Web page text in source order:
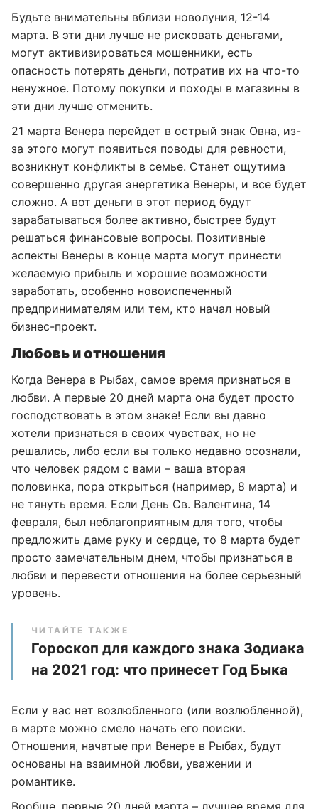
Будьте внимательны вблизи новолуния, 12-14
марта. В эти дни лучше не рисковать деньгами,
могут активизироваться мошенники, есть
опасность потерять деньги, потратив их на что-то
ненужное. Потому покупки и походы в магазины в
эти дни лучше отменить.
21 марта Венера перейдет в острый знак Овна, из-
за этого могут появиться поводы для ревности,
возникнут конфликты в семье. Станет ощутима
совершенно другая энергетика Венеры, и все будет
сложно. А вот деньги в этот период будут
зарабатываться более активно, быстрее будут
решаться финансовые вопросы. Позитивные
аспекты Венеры в конце марта могут принести
желаемую прибыль и хорошие возможности
заработать, особенно новоиспеченный
предпринимателям или тем, кто начал новый
бизнес-проект.
Любовь и отношения
Когда Венера в Рыбах, самое время признаться в
любви. А первые 20 дней марта она будет просто
господствовать в этом знаке! Если вы давно
хотели признаться в своих чувствах, но не
решались, либо если вы только недавно осознали,
что человек рядом с вами – ваша вторая
половинка, пора открыться (например, 8 марта) и
не тянуть время. Если День Св. Валентина, 14
февраля, был неблагоприятным для того, чтобы
предложить даме руку и сердце, то 8 марта будет
просто замечательным днем, чтобы признаться в
любви и перевести отношения на более серьезный
уровень.
ЧИТАЙТЕ ТАКЖЕ
Гороскоп для каждого знака Зодиака
на 2021 год: что принесет Год Быка
Если у вас нет возлюбленного (или возлюбленной),
в марте можно смело начать его поиски.
Отношения, начатые при Венере в Рыбах, будут
основаны на взаимной любви, уважении и
романтике.
Вообще, первые 20 дней марта – лучшее время для